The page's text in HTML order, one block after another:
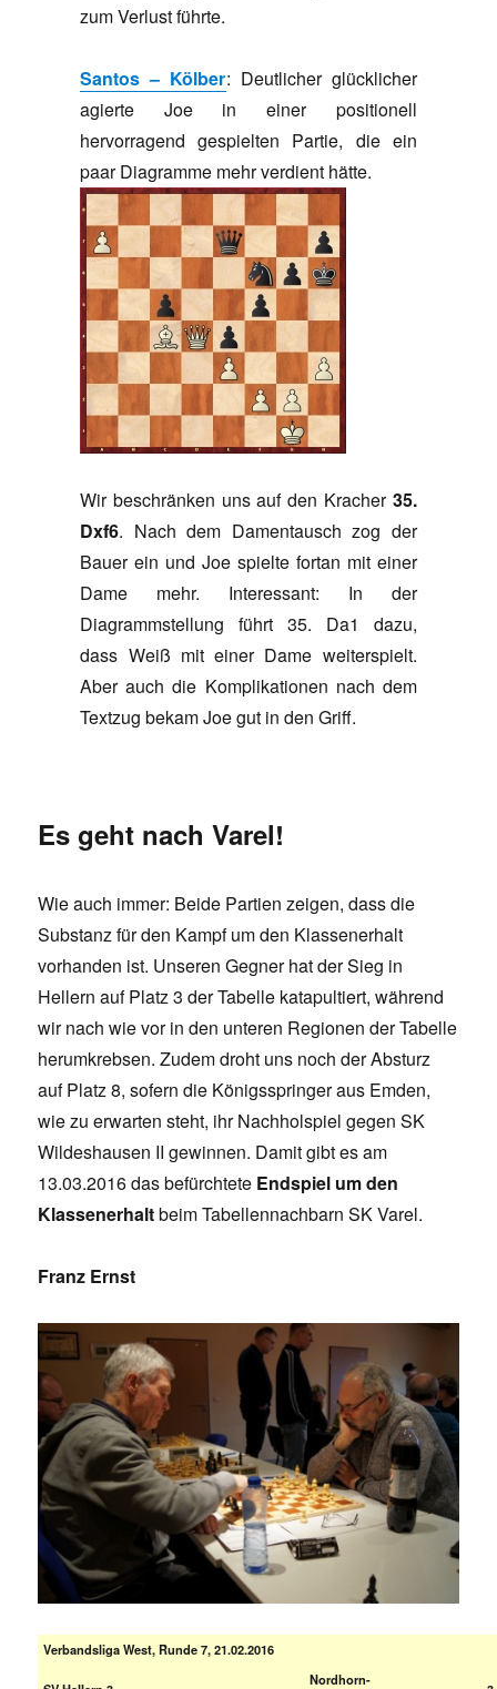
zum Verlust führte.
Santos – Kölber: Deutlicher glücklicher
agierte Joe in einer positionell
hervorragend gespielten Partie, die ein
paar Diagramme mehr verdient hätte.
Wir beschränken uns auf den Kracher 35.
Dxf6. Nach dem Damentausch zog der
Bauer ein und Joe spielte fortan mit einer
Dame mehr. Interessant: In der
Diagrammstellung führt 35. Da1 dazu,
dass Weiß mit einer Dame weiterspielt.
Aber auch die Komplikationen nach dem
Textzug bekam Joe gut in den Griff.
Es geht nach Varel!
Wie auch immer: Beide Partien zeigen, dass die
Substanz für den Kampf um den Klassenerhalt
vorhanden ist. Unseren Gegner hat der Sieg in
Hellern auf Platz 3 der Tabelle katapultiert, während
wir nach wie vor in den unteren Regionen der Tabelle
herumkrebsen. Zudem droht uns noch der Absturz
auf Platz 8, sofern die Königsspringer aus Emden,
wie zu erwarten steht, ihr Nachholspiel gegen SK
Wildeshausen II gewinnen. Damit gibt es am
13.03.2016 das befürchtete Endspiel um den
Klassenerhaltbeim Tabellennachbarn SK Varel.
Franz Ernst
Verbandsliga West, Runde 7, 21.02.2016
Nordhorn-